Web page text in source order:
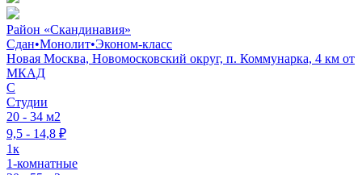
Район «Скандинавия»
Сдан•Монолит•Эконом-класс
Новая Москва, Новомосковский округ, п. Коммунарка, 4 км от
МКАД
C
Студии
20 - 34 м2
9,5 - 14,8 ₽
1к
1-комнатные